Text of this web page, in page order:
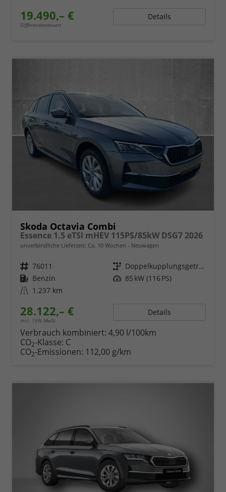
19.490,– €
Differenzbesteuert
Details
Skoda Octavia Combi
Essence 1.5 eTSI mHEV 115PS/85kW DSG7 2026
unverbindliche Lieferzeit: Ca. 10 Wochen Neuwagen
Fahrzeugnr. 76011 Getriebe
Doppelkupplungsgetriebe (DSG)
Kraftstoff Benzin Leistung 85 kW (116 PS)
Kilometerstand 1.237 km
28.122,– €
incl. 19% MwSt.
Details
Verbrauch kombiniert: 4,90 l/100km
CO2-Klasse: C
CO2-Emissionen: 112,00 g/km